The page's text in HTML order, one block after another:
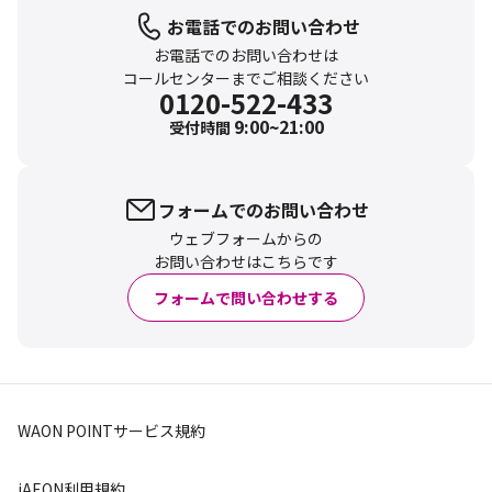
お電話でのお問い合わせ
お電話でのお問い合わせは
コールセンターまでご相談ください
0120-522-433
受付時間 9:00~21:00
フォームでのお問い合わせ
ウェブフォームからの
お問い合わせはこちらです
フォームで問い合わせする
WAON POINTサービス規約